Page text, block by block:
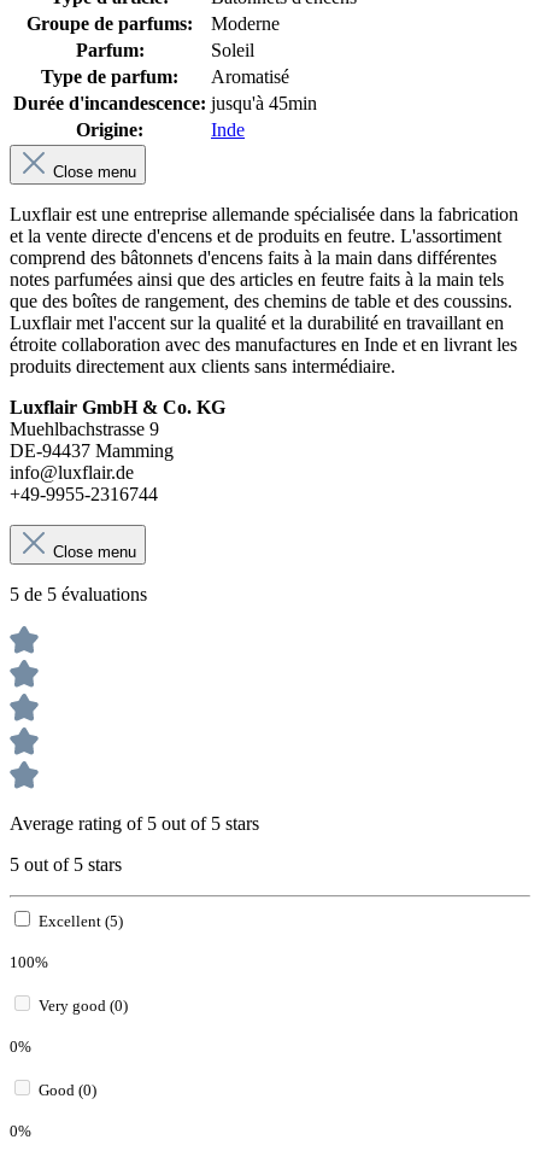
Groupe de parfums:
Moderne
Parfum:
Soleil
Type de parfum:
Aromatisé
Durée d'incandescence: jusqu'à 45min
Origine:
Inde
Close menu
Luxflair est une entreprise allemande spécialisée dans la fabrication
et la vente directe d'encens et de produits en feutre. L'assortiment
comprend des bâtonnets d'encens faits à la main dans différentes
notes parfumées ainsi que des articles en feutre faits à la main tels
que des boîtes de rangement, des chemins de table et des coussins.
Luxflair met l'accent sur la qualité et la durabilité en travaillant en
étroite collaboration avec des manufactures en Inde et en livrant les
produits directement aux clients sans intermédiaire.
Luxflair GmbH & Co. KG
Muehlbachstrasse 9
DE-94437 Mamming
info@luxflair.de
+49-9955-2316744
Close menu
5 de 5 évaluations
Average rating of 5 out of 5 stars
5 out of 5 stars
Excellent (5)
100%
Very good (0)
0%
Good (0)
0%